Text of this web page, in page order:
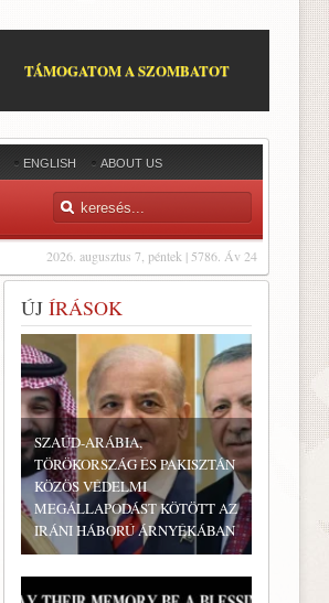
TÁMOGATOM A SZOMBATOT
ENGLISH ABOUT US
2026. augusztus 7, péntek | 5786. Áv 24
ÚJ ÍRÁSOK
SZAÚD-ARÁBIA,
TÖRÖKORSZÁG ÉS PAKISZTÁN
KÖZÖS VÉDELMI
MEGÁLLAPODÁST KÖTÖTT AZ
IRÁNI HÁBORÚ ÁRNYÉKÁBAN